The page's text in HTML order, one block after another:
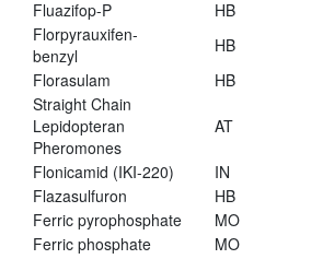
Fluazifop-P
HB
Florpyrauxifen-
benzyl
HB
Florasulam
HB
Straight Chain
Lepidopteran
Pheromones
AT
Flonicamid (IKI-220) IN
Flazasulfuron
HB
Ferric pyrophosphate
MO
Ferric phosphate
MO